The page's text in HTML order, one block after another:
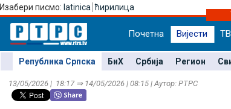
Изабери писмо: latinica ћирилица
Почетна Вијести ТВ
Република Српска БиХ Србија Регион
13/05/2026 | 18:17 ⇒ 14/05/2026 | 08:15 | Аутор: РТРС